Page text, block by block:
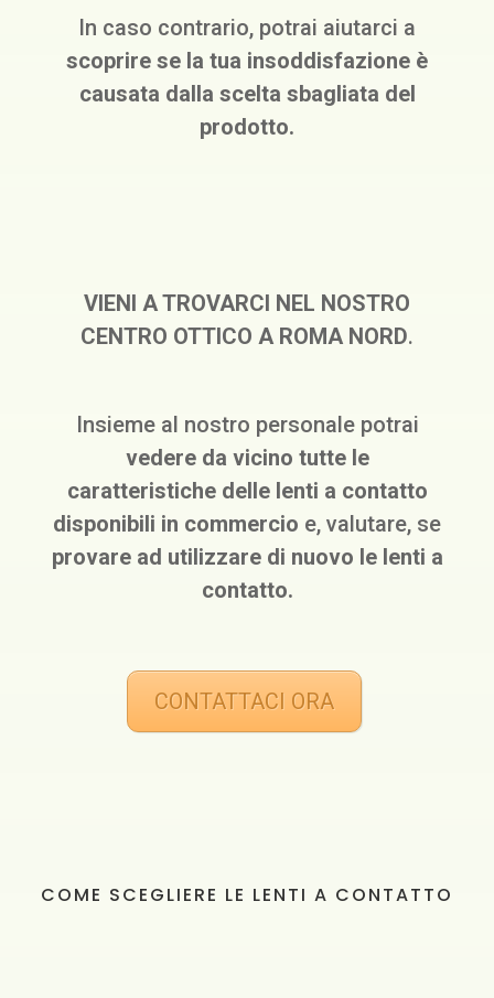
In caso contrario, potrai aiutarci a
scoprire se la tua insoddisfazione è
causata dalla scelta sbagliata del
prodotto.
VIENI A TROVARCI NEL NOSTRO
CENTRO OTTICO A ROMA NORD.
Insieme al nostro personale potrai
vedere da vicino tutte le
caratteristiche delle lenti a contatto
disponibili in commercio e, valutare, se
provare ad utilizzare di nuovo le lenti a
contatto.
CONTATTACI ORA
COME SCEGLIERE LE LENTI A CONTATTO